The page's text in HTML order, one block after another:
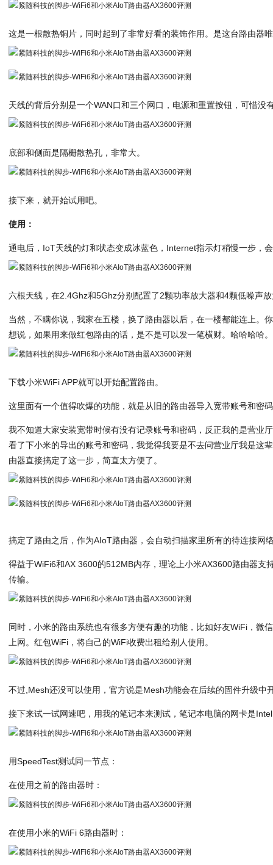
这是一根散热铜片，同时起到了非常好看的装饰作用。是这台路由器
天线的背后分别是一个WAN口和三个网口，电源和重置按钮，可惜没
底部和侧面是隔栅散热孔，非常大。
接下来，就开始试用吧。
使用：
通电后，IoT天线的灯和状态变成冰蓝色，Internet指示灯稍慢一步，
六根天线，在2.4Ghz和5Ghz分别配置了2颗功率放大器和4颗低噪声
当然，不瞒你说，我家在五楼，换了路由器以后，在一楼都能连上。
想说，如果用来做红包路由的话，是不是可以发一笔横财。哈哈哈哈。
下载小米WiFi APP就可以开始配置路由。
这里面有一个值得吹爆的功能，就是从旧的路由器导入宽带账号和密
我不知道大家安装宽带时候有没有记录账号和密码，反正我的是营业
看了下小米的导出的账号和密码，我觉得我要是不去问营业厅我是这
由器直接搞定了这一步，简直太方便了。
搞定了路由之后，作为AIoT路由器，会自动扫描家里所有的待连接网
得益于WiFi6和AX 3600的512MB内存，理论上小米AX3600路由器支
传输。
同时，小米的路由系统也有很多方便有趣的功能，比如好友WiFi，微
上网。红包WiFi，将自己的WiFi收费出租给别人使用。
不过,Mesh还没可以使用，官方说是Mesh功能会在后续的固件升级中
接下来试一试网速吧，用我的笔记本来测试，笔记本电脑的网卡是
用SpeedTest测试同一节点：
在使用之前的路由器时：
在使用小米的WiFi 6路由器时：